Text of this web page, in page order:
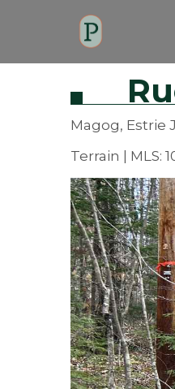
Magog, Estrie
Terrain | MLS: